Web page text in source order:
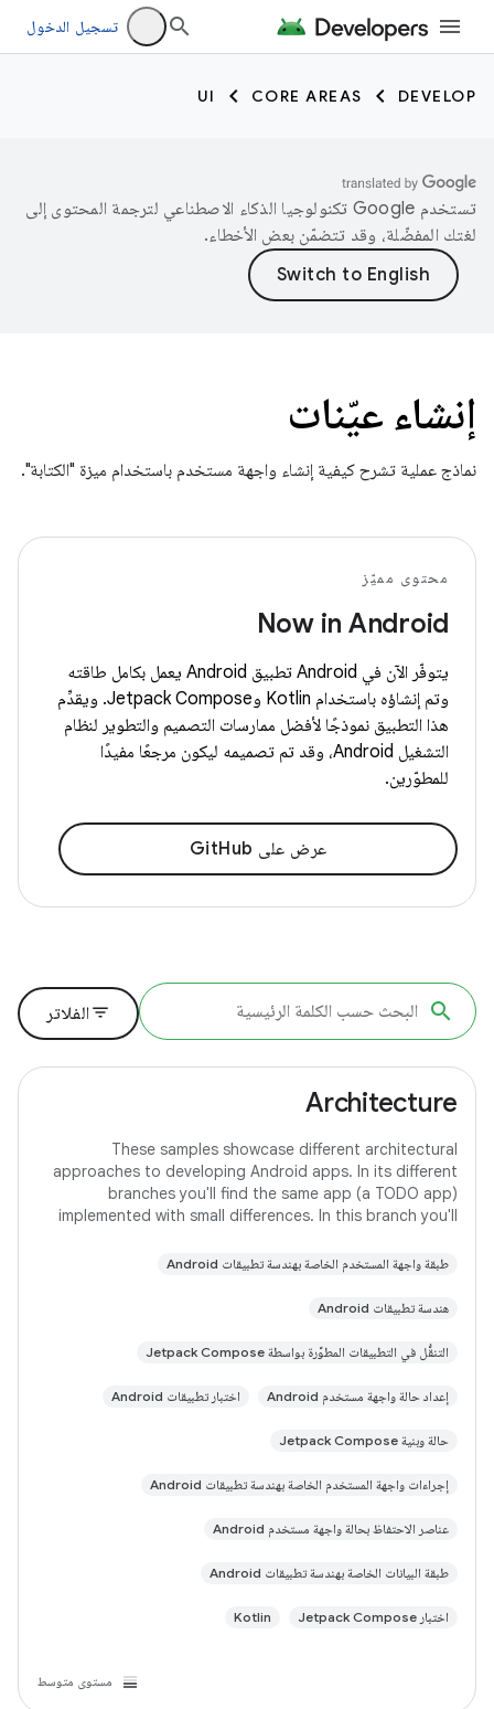
تسجيل الدخول
DEVELOP
CORE AREAS
UI
تستخدم Google تكنولوجيا الذكاء الاصطناعي لترجمة المحتوى إلى
لغتك المفضّلة، وقد تتضمّن بعض الأخطاء.
إنشاء عيّنات
نماذج عملية تشرح كيفية إنشاء واجهة مستخدم باستخدام ميزة "الكتابة".
محتوى مميّز
Now in Android
يتوفّر الآن في Android تطبيق Android يعمل بكامل طاقته
وتم إنشاؤه باستخدام Kotlin وJetpack Compose. ويقدِّم
هذا التطبيق نموذجًا لأفضل ممارسات التصميم والتطوير لنظام
التشغيل Android، وقد تم تصميمه ليكون مرجعًا مفيدًا
للمطوّرين.
عرض على GitHub
filter_listالفلاتر
Architecture
These samples showcase different architectural
approaches to developing Android apps. In its different
branches you'll find the same app (a TODO app)
implemented with small differences. In this branch you'll
طبقة واجهة المستخدم الخاصة بهندسة تطبيقات Android
هندسة تطبيقات Android
التنقُّل في التطبيقات المطوَّرة بواسطة Jetpack Compose
إعداد حالة واجهة مستخدم Android اختبار تطبيقات Android
حالة وبنية Jetpack Compose
إجراءات واجهة المستخدم الخاصة بهندسة تطبيقات Android
عناصر الاحتفاظ بحالة واجهة مستخدم Android
طبقة البيانات الخاصة بهندسة تطبيقات Android
اختبار Jetpack Compose Kotlin
مستوى متوسط